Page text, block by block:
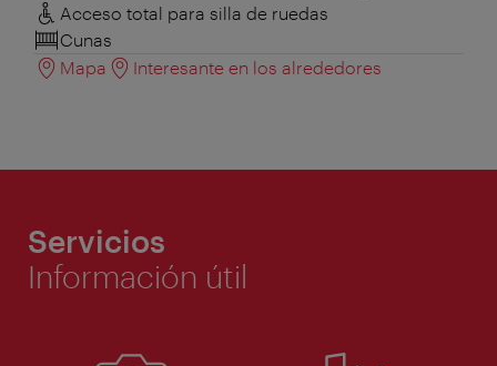
Acceso total para silla de ruedas
Cunas
Mapa
Interesante en los alrededores
Servicios
Información útil